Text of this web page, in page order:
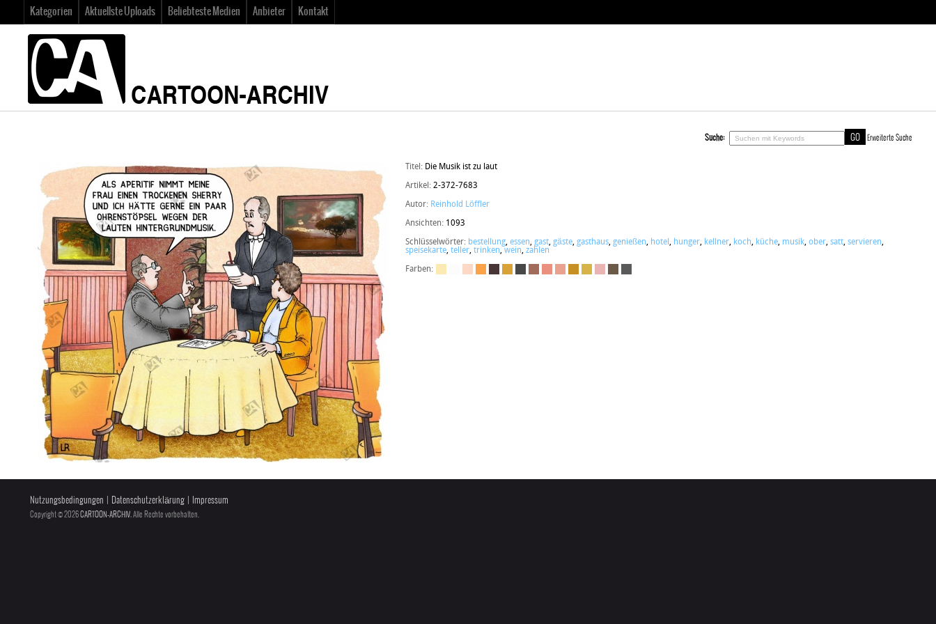
Kategorien Aktuellste Uploads Beliebteste Medien Anbieter Kontakt
Suche: Erweiterte Suche
Titel: Die Musik ist zu laut
Artikel: 2-372-7683
Autor: Reinhold Löffler
Ansichten: 1093
Schlüsselwörter: bestellung, essen, gast, gäste, gasthaus, genießen, hotel , hunger, kellner, koch, küche, musik, ober, satt, servieren,
speisekarte, teller, trinken, wein, zahlen
Farben:
Nutzungsbedingungen Datenschutzerklärung Impressum
Copyright © 2026CARTOON-ARCHIV, Alle Rechte vorbehalten.